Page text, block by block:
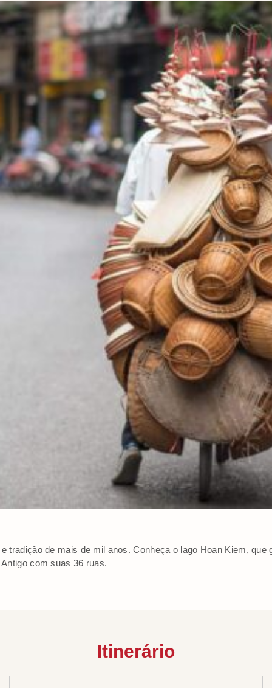
tradição de mais de mil anos. Conheça o lago Hoan Kiem, que
com suas 36 ruas.
Itinerário